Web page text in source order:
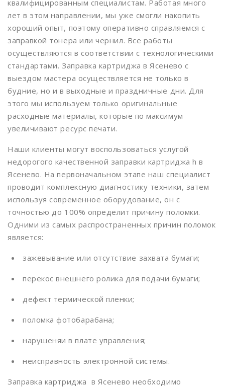
Имя*
Телефон*
Сообщение*
Верхние котлы
Верхние Лихоборы
Владыкино
Водный стадион
Войковская
Волгоградский проспект
Волжская
Волхонка
Воробьевы горы
Выставочная
Выхино
Деловой центр
Динамо
Дмитровская
Добрынинская
Домодедовская
Дорогомиловская
Достоевская
квалифицированным специалистам. Работая много
лет в этом направлении, мы уже смогли накопить
хороший опыт, поэтому оперативно справляемся с
заправкой тонера или чернил. Все работы
осуществляются в соответствии с технологическими
стандартами. Заправка картриджа в Ясенево с
выездом мастера осуществляется не только в
будние, но и в выходные и праздничные дни. Для
этого мы используем только оригинальные
расходные материалы, которые по максимум
увеличивают ресурс печати.
Наши клиенты могут воспользоваться услугой
недорогого качественной заправки картриджа h в
Ясенево. На первоначальном этапе наш специалист
проводит комплексную диагностику техники, затем
используя современное оборудование, он с
точностью до 100% определит причину поломки.
Одними из самых распространенных причин поломок
является:
зажевывание или отсутствие захвата бумаги;
перекос внешнего ролика для подачи бумаги;
дефект термической пленки;
поломка фотобарабана;
нарушеняи в плате управления;
неисправность электронной системы.
Заправка картриджа в Ясенево необходимо
Имя*
Телефон*